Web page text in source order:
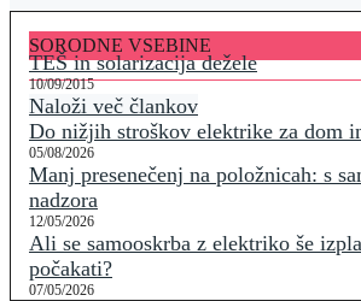
SORODNE VSEBINE
TEŠ in solarizacija dežele
10/09/2015
Naloži več člankov
Do nižjih stroškov elektrike za dom
05/08/2026
Manj presenečenj na položnicah: s
nadzora
12/05/2026
Ali se samooskrba z elektriko še
počakati?
07/05/2026